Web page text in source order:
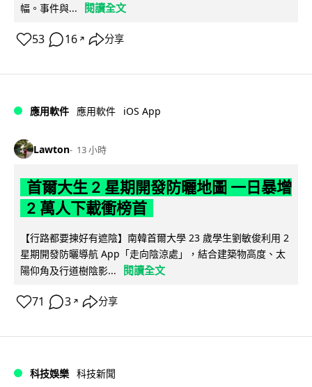
幅。事件與...
閱讀全文
53 16 ↗ 分享
應用軟件 應用軟件 iOS App
Lawton 13 小時
首爾大生 2 星期開發防曬地圖 一日暴增
2 萬人下載衝榜首
【行路都要揀好有遮陰】南韓首爾大學 23 歲學生劉敏俊利用 2
星期開發防曬導航 App「走向陰涼處」，結合建築物高度、太
陽仰角及行道樹陰影...
閱讀全文
71 3 ↗ 分享
科技娛樂 科技新聞